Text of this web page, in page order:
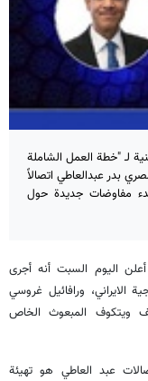
لـ "خطة العمل الشاملة
بدر عبدالعاطي اتصالاً
مفاوضات جديدة حول
أعلن اليوم السبت أنه أجرى
الايراني، ورافائيل غروسي
ويتكوف المبعوث الخاص
عبد العاطي هو تهيئة